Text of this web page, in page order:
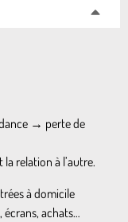
→ perte de
relation à l’autre.
à domicile
écrans, achats…